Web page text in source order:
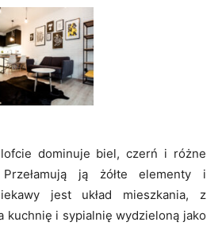
dominuje biel, czerń i różne
ją żółte elementy i
jest układ mieszkania, z
kuchnię i sypialnię wydzieloną jako